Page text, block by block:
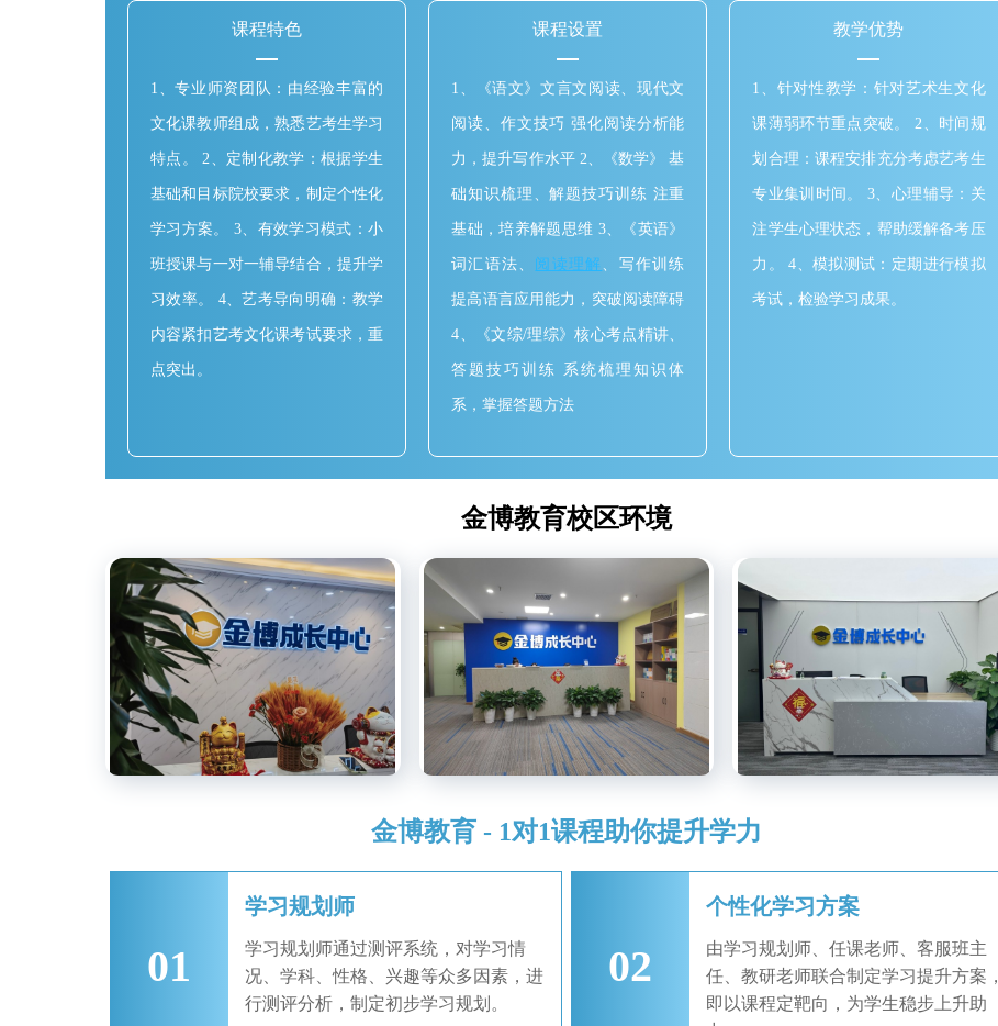
课程特色
1、专业师资团队：由经验丰富的
文化课教师组成，熟悉艺考生学习
特点。 2、定制化教学：根据学生
基础和目标院校要求，制定个性化
学习方案。 3、有效学习模式：小
班授课与一对一辅导结合，提升学
习效率。 4、艺考导向明确：教学
内容紧扣艺考文化课考试要求，重
点突出。
课程设置
1、《语文》文言文阅读、现代文
阅读、作文技巧 强化阅读分析能
力，提升写作水平 2、《数学》 基
础知识梳理、解题技巧训练 注重
基础，培养解题思维 3、《英语》
词汇语法、 阅读理解 、写作训练
提高语言应用能力，突破阅读障碍
4、《文综/理综》核心考点精讲、
答题技巧训练 系统梳理知识体
系，掌握答题方法
教学优势
1、针对性教学：针对艺术生文化
课薄弱环节重点突破。 2、时间规
划合理：课程安排充分考虑艺考生
专业集训时间。 3、心理辅导：关
注学生心理状态，帮助缓解备考压
力。 4、模拟测试：定期进行模拟
考试，检验学习成果。
金博教育校区环境
金博教育 - 1对1课程助你提升学力
01
学习规划师
学习规划师通过测评系统，对学习情
况、学科、性格、兴趣等众多因素，进
行测评分析，制定初步学习规划。
02
个性化学习方案
由学习规划师、任课老师、客服班主
任、教研老师联合制定学习提升方案，
即以课程定靶向，为学生稳步上升助